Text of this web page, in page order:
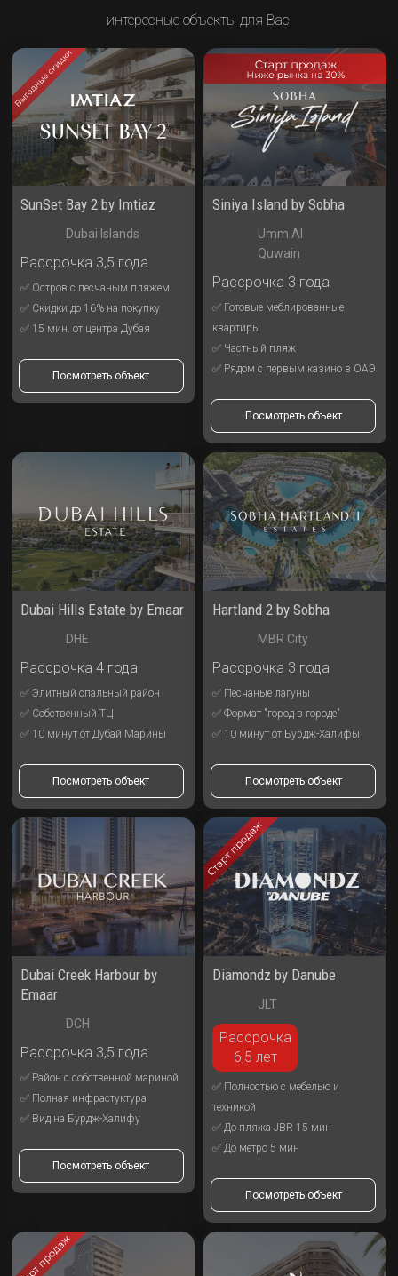
интересные объекты для Вас:
SunSet Bay 2 by Imtiaz
Dubai Islands
Рассрочка 3,5 года
✅ Остров с песчаным пляжем
✅ Скидки до 16% на покупку
✅ 15 мин. от центра Дубая
Посмотреть объект
Siniya Island by Sobha
Umm Al
Quwain
Рассрочка 3 года
✅ Готовые меблированные
квартиры
✅ Частный пляж
✅ Рядом с первым казино в ОАЭ
Посмотреть объект
Dubai Hills Estate by Emaar
DHE
Рассрочка 4 года
✅ Элитный спальный район
✅ Собственный ТЦ
✅ 10 минут от Дубай Марины
Посмотреть объект
Hartland 2 by Sobha
MBR City
Рассрочка 3 года
✅ Песчаные лагуны
✅ Формат "город в городе"
✅ 10 минут от Бурдж-Халифы
Посмотреть объект
Dubai Creek Harbour by
Emaar
DCH
Рассрочка 3,5 года
✅ Район с собственной мариной
✅ Полная инфрастуктура
✅ Вид на Бурдж-Халифу
Посмотреть объект
Diamondz by Danube
JLT
Рассрочка
6,5 лет
✅ Полностью с мебелью и
техникой
✅ До пляжа JBR 15 мин
✅ До метро 5 мин
Посмотреть объект